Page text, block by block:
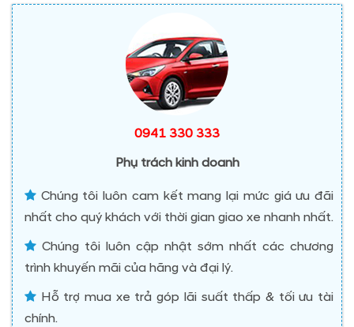
0941 330 333
Phụ trách kinh doanh
Chúng tôi luôn cam kết mang lại mức giá ưu đãi
nhất cho quý khách với thời gian giao xe nhanh nhất.
Chúng tôi luôn cập nhật sớm nhất các chương
trình khuyến mãi của hãng và đại lý.
Hỗ trợ mua xe trả góp lãi suất thấp & tối ưu tài
chính.